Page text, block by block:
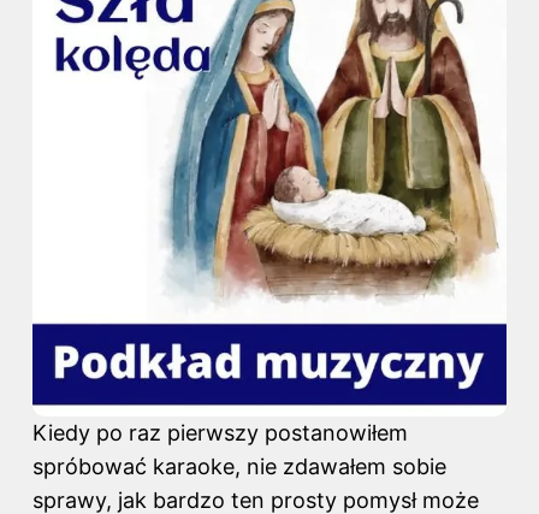
Kiedy po raz pierwszy postanowiłem
spróbować karaoke, nie zdawałem sobie
sprawy, jak bardzo ten prosty pomysł może